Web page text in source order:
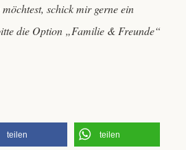
schick mir gerne ein
die Option „Familie & Freunde“
teilen teilen